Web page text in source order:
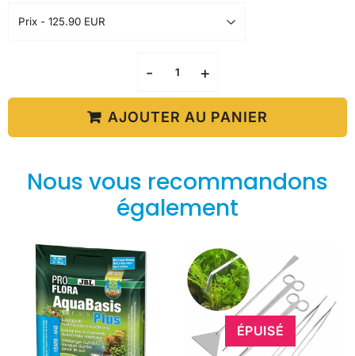
- +
AJOUTER AU PANIER
Nous vous recommandons
également
ÉPUISÉ